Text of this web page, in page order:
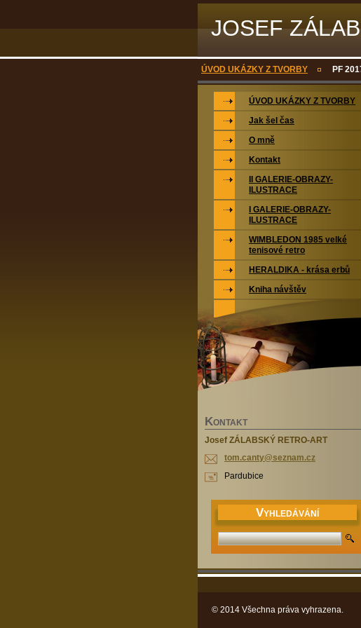
JOSEF
ÚVOD UKÁZKY Z TVORBY PF
ÚVOD UKÁZKY Z TVORBY
Jak šel čas
O mně
Kontakt
II GALERIE-OBRAZY-
ILUSTRACE
I GALERIE-OBRAZY-
ILUSTRACE
WIMBLEDON 1985 velké
tenisové retro
HERALDIKA - krása erbů
Kniha návštěv
KONTAKT
Josef ZÁLABSKÝ RETRO-ART
tom.canty@seznam.cz
Pardubice
VYHLEDÁVÁNÍ
© 2014 Všechna práva vyhrazena.